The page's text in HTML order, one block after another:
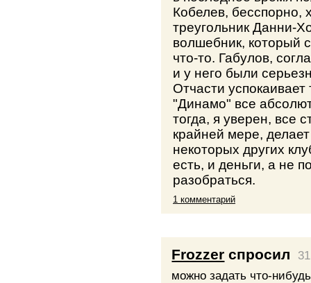
Кобелев, бесспорно,
треугольник Данни-
волшебник, который
что-то. Габулов,
и у него были
Отчасти
"Динамо" все
тогда, я уверен, все
крайней мере,
некоторых других
есть, и деньги, а не
разобраться.
1 комментарий
Frozzer спросил
можно задать что-